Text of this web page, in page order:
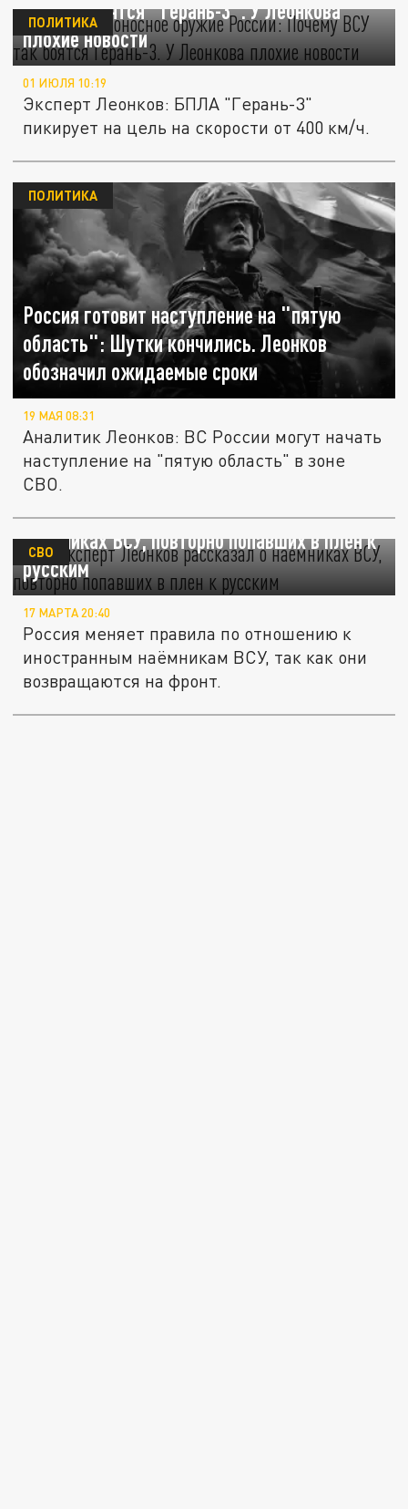
ВСУ так боятся "Герань-3". У Леонкова
плохие новости
ПОЛИТИКА
01 ИЮЛЯ 10:19
Эксперт Леонков: БПЛА "Герань-3"
пикирует на цель на скорости от 400 км/ч.
Россия готовит наступление на "пятую
область": Шутки кончились. Леонков
обозначил ожидаемые сроки
ПОЛИТИКА
19 МАЯ 08:31
Аналитик Леонков: ВС России могут начать
наступление на "пятую область" в зоне
СВО.
Военэксперт Леонков рассказал о
наёмниках ВСУ, повторно попавших в плен к
русским
СВО
17 МАРТА 20:40
Россия меняет правила по отношению к
иностранным наёмникам ВСУ, так как они
возвращаются на фронт.